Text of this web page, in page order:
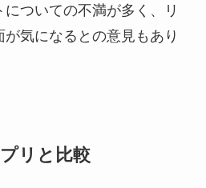
ついての不満が多く、リ
気になるとの意見もあり
リと比較